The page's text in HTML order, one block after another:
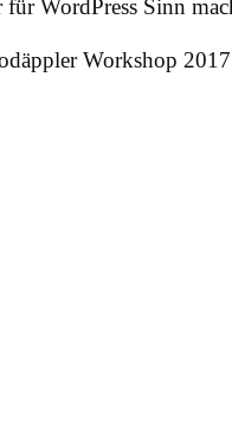
WordPress Sinn
Workshop